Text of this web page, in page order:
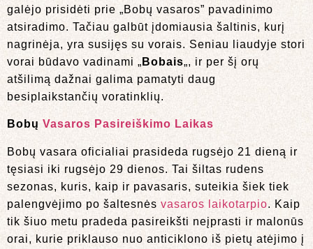
galėjo prisidėti prie „Bobų vasaros” pavadinimo
atsiradimo. Tačiau galbūt įdomiausia šaltinis, kurį
nagrinėja, yra susijęs su vorais. Seniau liaudyje stori
vorai būdavo vadinami „ Bobais„, ir per šį orų
atšilimą dažnai galima pamatyti daug
besiplaikstančių voratinklių.
Bobų Vasaros Pasireiškimo Laikas
Bobų vasara oficialiai prasideda rugsėjo 21 dieną ir
tęsiasi iki rugsėjo 29 dienos. Tai šiltas rudens
sezonas, kuris, kaip ir pavasaris, suteikia šiek tiek
palengvėjimo po šaltesnės vasaros laikotarpio. Kaip
tik šiuo metu pradeda pasireikšti neįprasti ir malonūs
orai, kurie priklauso nuo anticiklono iš pietų atėjimo į